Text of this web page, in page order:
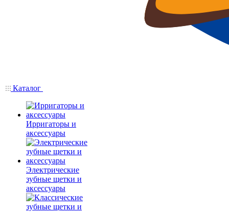
Каталог
Ирригаторы и
аксессуары
Электрические
зубные щетки и
аксессуары